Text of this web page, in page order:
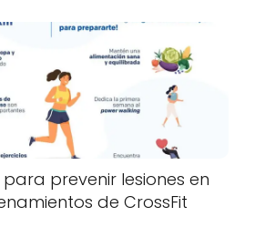
prevenir lesiones en
de CrossFit